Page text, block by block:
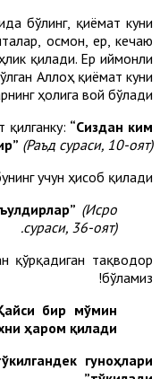
бўлинг, қиёмат куни
осмон, ер, кечаю
қилади. Ер иймонли
Аллоҳ қиёмат куни
ҳолига вой бўлади!”.
“Сиздан ким
(Раъд сураси, 10-оят).
учун ҳисоб қилади.
(Исро
сураси, 36-оят).
қўрқадиган тақводор
бўламиз!
бир мўмин
ҳаром қилади”.
гуноҳлари